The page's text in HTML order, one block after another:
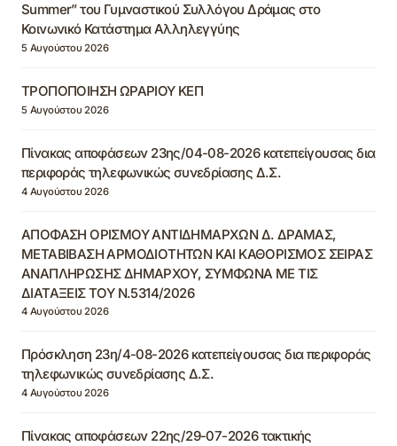
Summer” του Γυμναστικού Συλλόγου Δράμας στο
Κοινωνικό Κατάστημα Αλληλεγγύης
5 Αυγούστου 2026
ΤΡΟΠΟΠΟΙΗΣΗ ΩΡΑΡΙΟΥ ΚΕΠ
5 Αυγούστου 2026
Πίνακας αποφάσεων 23ης/04-08-2026 κατεπείγουσας δια
περιφοράς τηλεφωνικώς συνεδρίασης Δ.Σ.
4 Αυγούστου 2026
ΑΠΟΦΑΣΗ ΟΡΙΣΜΟΥ ΑΝΤΙΔΗΜΑΡΧΩΝ Δ. ΔΡΑΜΑΣ,
ΜΕΤΑΒΙΒΑΣΗ ΑΡΜΟΔΙΟΤΗΤΩΝ ΚΑΙ ΚΑΘΟΡΙΣΜΟΣ ΣΕΙΡΑΣ
ΑΝΑΠΛΗΡΩΣΗΣ ΔΗΜΑΡΧΟΥ, ΣΥΜΦΩΝΑ ΜΕ ΤΙΣ
ΔΙΑΤΑΞΕΙΣ ΤΟΥ Ν.5314/2026
4 Αυγούστου 2026
Πρόσκληση 23η/4-08-2026 κατεπείγουσας δια περιφοράς
τηλεφωνικώς συνεδρίασης Δ.Σ.
4 Αυγούστου 2026
Πίνακας αποφάσεων 22ης/29-07-2026 τακτικής